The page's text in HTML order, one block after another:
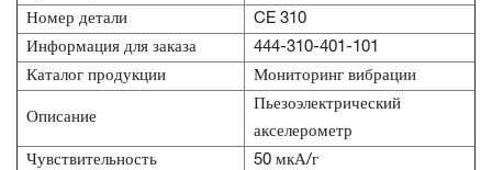
Номер детали
CE 310
Информация для заказа
444-310-401-101
Каталог продукции
Мониторинг вибрации
Описание
Пьезоэлектрический
акселерометр
Чувствительность
50 мкА/г